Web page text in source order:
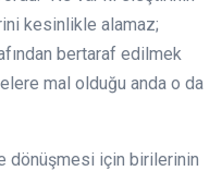
kesinlikle alamaz;
bertaraf edilmek
mal olduğu anda o da
dönüşmesi için birilerinin